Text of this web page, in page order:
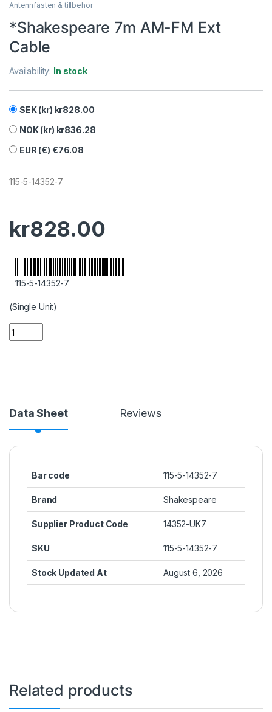
Antennfästen & tillbehör
*Shakespeare 7m AM-FM Ext
Cable
Availability: In stock
SEK (kr) kr828.00
NOK (kr) kr836.28
EUR (€) €76.08
115-5-14352-7
kr828.00
115-5-14352-7
(Single Unit)
Data Sheet Reviews
Bar code 115-5-14352-7
Brand Shakespeare
Supplier Product Code 14352-UK7
SKU 115-5-14352-7
Stock Updated At August 6, 2026
Related products